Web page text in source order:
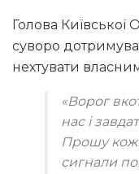
Голова Київської
суворо
нехтувати
«Ворог
нас і
Прошу
сигнали